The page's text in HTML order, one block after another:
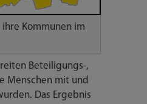
ihre Kommunen im
Beteiligungs-,
Menschen mit und
Das Ergebnis